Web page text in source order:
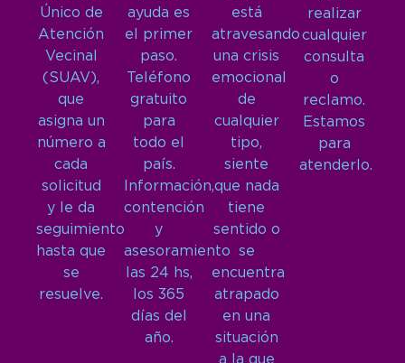
Único de
Atención
Vecinal
(SUAV),
que
asigna un
número a
cada
solicitud
y le da
seguimiento
hasta que
se
resuelve.
ayuda es
el primer
paso.
Teléfono
gratuito
para
todo el
país.
Información,
contención
y
asesoramiento
las 24 hs,
los 365
días del
año.
está
atravesando
una crisis
emocional
de
cualquier
tipo,
siente
que nada
tiene
sentido o
se
encuentra
atrapado
en una
situación
a la que
realizar
cualquier
consulta
o
reclamo.
Estamos
para
atenderlo.